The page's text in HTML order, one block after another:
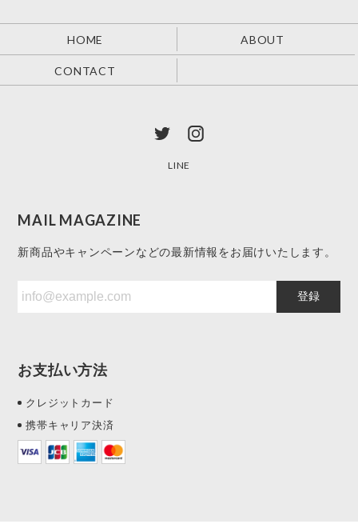
HOME ABOUT
CONTACT
LINE
MAIL MAGAZINE
新商品やキャンペーンなどの最新情報をお届けいたします。
登録
お支払い方法
クレジットカード
携帯キャリア決済